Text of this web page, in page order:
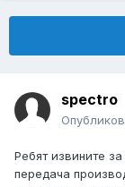
spectro
Ребят извините
передача